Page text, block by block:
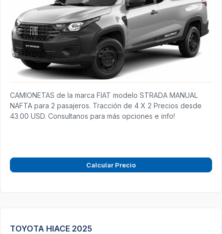
CAMIONETAS de la marca FIAT modelo STRADA MANUAL
NAFTA para 2 pasajeros. Tracción de 4 X 2 Precios desde
43.00 USD. Consultanos para más opciones e info!
Calcular Precio
TOYOTA HIACE 2025